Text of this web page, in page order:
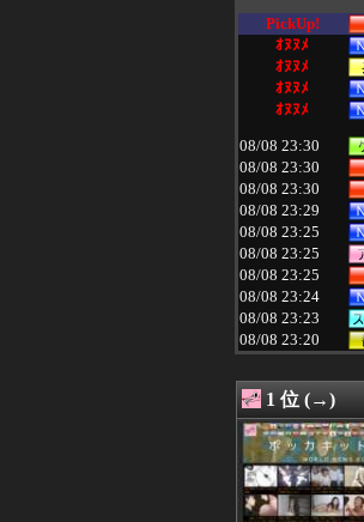
PickUp!
ｵﾇﾇﾒ
ｵﾇﾇﾒ
ｵﾇﾇﾒ
ｵﾇﾇﾒ
08/08 23:30
08/08 23:30
08/08 23:30
08/08 23:29
08/08 23:25
08/08 23:25
08/08 23:25
08/08 23:24
08/08 23:23
08/08 23:20
08/08 23:19
08/08 23:16
08/08 23:16
08/08 23:15
08/08 23:15
08/08 23:15
08/08 23:12
1 位 (→)